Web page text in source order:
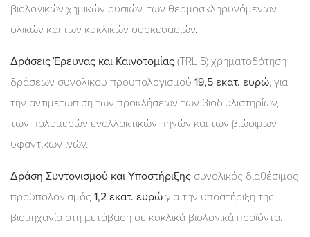
βιολογικών χημικών ουσιών, των θερμοσκληρυνόμενων
υλικών και των κυκλικών συσκευασιών.
Δράσεις Έρευνας και Καινοτομίας (TRL 5) χρηματοδότηση
δράσεων συνολικού προϋπολογισμού 19,5 εκατ. ευρώ, για
την αντιμετώπιση των προκλήσεων των βιοδιυλιστηρίων,
των πολυμερών εναλλακτικών πηγών και των βιώσιμων
υφαντικών ινών.
Δράση Συντονισμού και Υποστήριξης συνολικός διαθέσιμος
προϋπολογισμός 1,2 εκατ. ευρώ για την υποστήριξη της
βιομηχανία στη μετάβαση σε κυκλικά βιολογικά προϊόντα.